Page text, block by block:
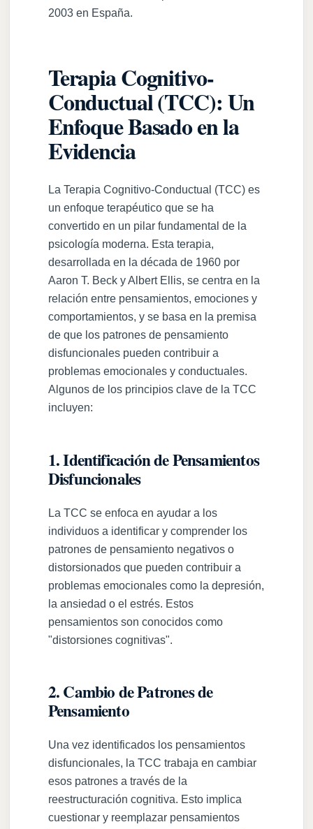
2003 en España.
Terapia Cognitivo-
Conductual (TCC): Un
Enfoque Basado en la
Evidencia
La Terapia Cognitivo-Conductual (TCC) es
un enfoque terapéutico que se ha
convertido en un pilar fundamental de la
psicología moderna. Esta terapia,
desarrollada en la década de 1960 por
Aaron T. Beck y Albert Ellis, se centra en la
relación entre pensamientos, emociones y
comportamientos, y se basa en la premisa
de que los patrones de pensamiento
disfuncionales pueden contribuir a
problemas emocionales y conductuales.
Algunos de los principios clave de la TCC
incluyen:
1. Identificación de Pensamientos
Disfuncionales
La TCC se enfoca en ayudar a los
individuos a identificar y comprender los
patrones de pensamiento negativos o
distorsionados que pueden contribuir a
problemas emocionales como la depresión,
la ansiedad o el estrés. Estos
pensamientos son conocidos como
"distorsiones cognitivas".
2. Cambio de Patrones de
Pensamiento
Una vez identificados los pensamientos
disfuncionales, la TCC trabaja en cambiar
esos patrones a través de la
reestructuración cognitiva. Esto implica
cuestionar y reemplazar pensamientos